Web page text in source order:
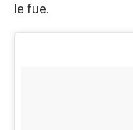
le fue.